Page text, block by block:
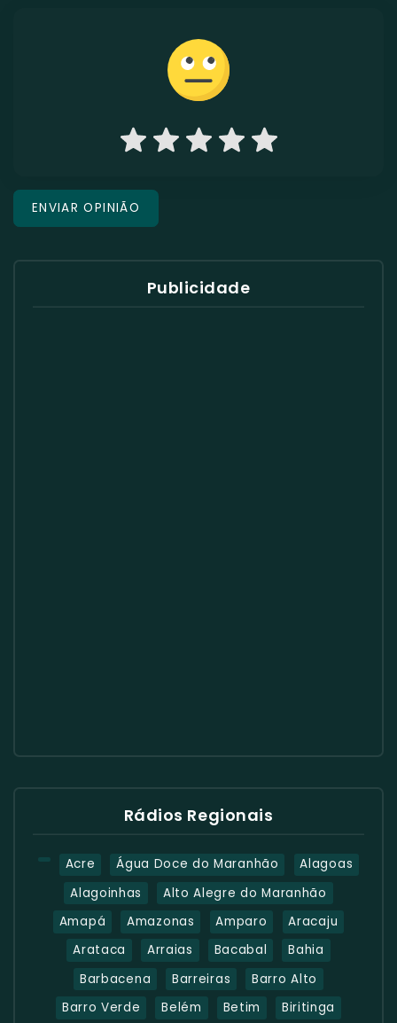
Publicidade
Rádios Regionais
Acre Água Doce do Maranhão
Alagoas
Alagoinhas
Alto Alegre do Maranhão
Amapá
Amazonas Amparo
Aracaju
Arataca
Arraias Bacabal
Bahia
Barbacena
Barreiras
Barro Alto
Barro Verde
Belém Betim Biritinga